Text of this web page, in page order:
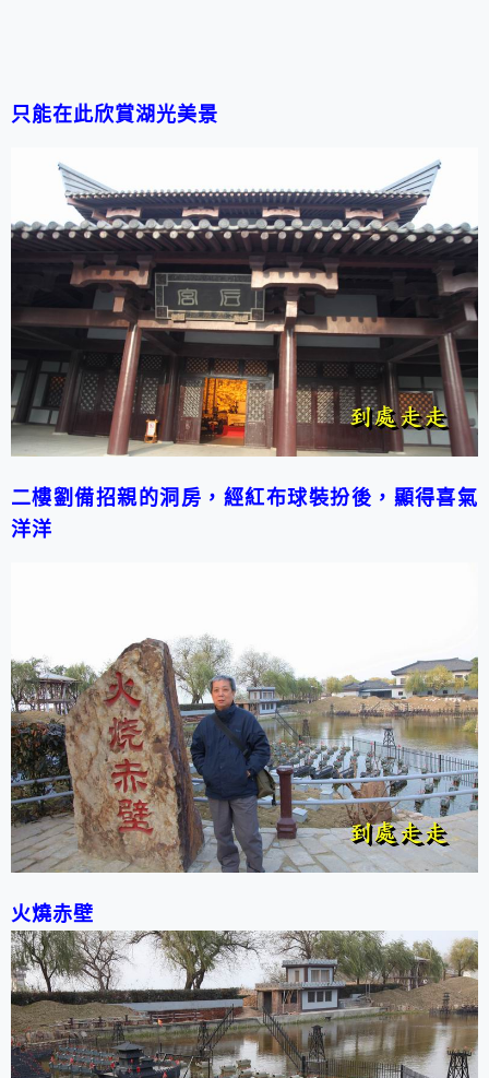
只能在此欣賞湖光美景
二樓劉備招親的洞房，經紅布球裝扮後，顯得喜氣
洋洋
火燒赤壁